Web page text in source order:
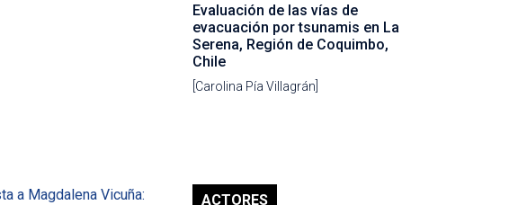
Evaluación de las vías de
evacuación por tsunamis en La
Serena, Región de Coquimbo,
Chile
[Carolina Pía Villagrán]
ACTORES